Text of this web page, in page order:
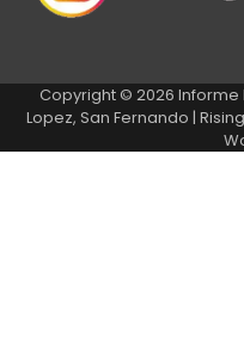
Copyright © 2026 Informe
Lopez, San Fernando |